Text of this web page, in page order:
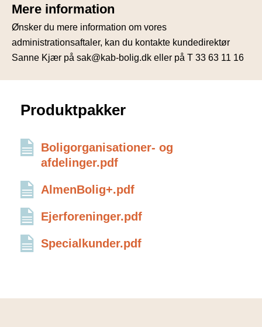
Mere information
Ønsker du mere information om vores
administrationsaftaler, kan du kontakte kundedirektør
Sanne Kjær på sak@kab-bolig.dk eller på T 33 63 11 16
Produktpakker
Boligorganisationer- og
afdelinger.pdf
AlmenBolig+.pdf
Ejerforeninger.pdf
Specialkunder.pdf